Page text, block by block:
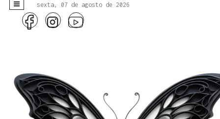
sexta, 07 de agosto de 2026